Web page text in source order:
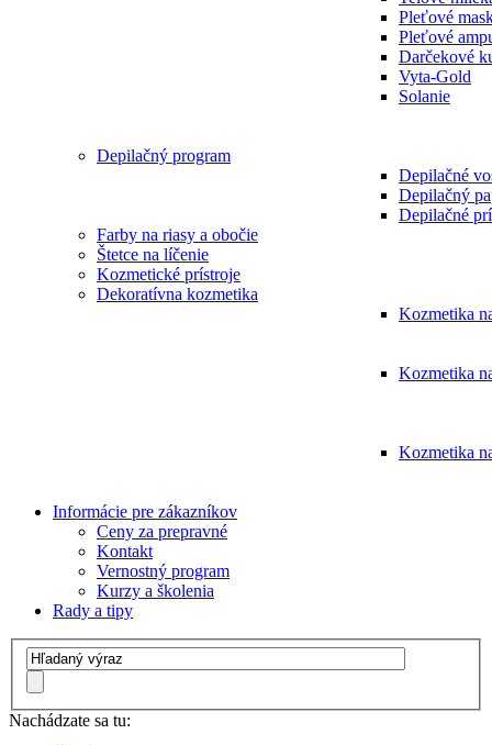
Pleťové
Pleťové
Darčekové
Vyta-Gold
Solanie
Depilačný program
Depilačné
Depilačný
Depilačné
Farby na riasy a obočie
Štetce na líčenie
Kozmetické prístroje
Dekoratívna kozmetika
Kozmetika
Kozmetika
Kozmetika
Informácie pre zákazníkov
Ceny za prepravné
Kontakt
Vernostný program
Kurzy a školenia
Rady a tipy
Nachádzate sa tu: